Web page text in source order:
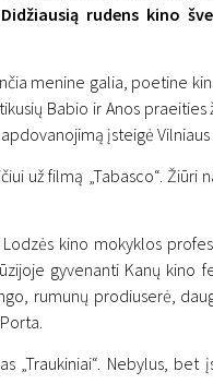
rudens kino
menine galia, poetine
Babio ir Anos praeities
įsteigė
už filmą „Tabasco“. Žiūri
kino mokyklos
gyvenanti Kanų kino
rumunų prodiuserė,
Nebylus,